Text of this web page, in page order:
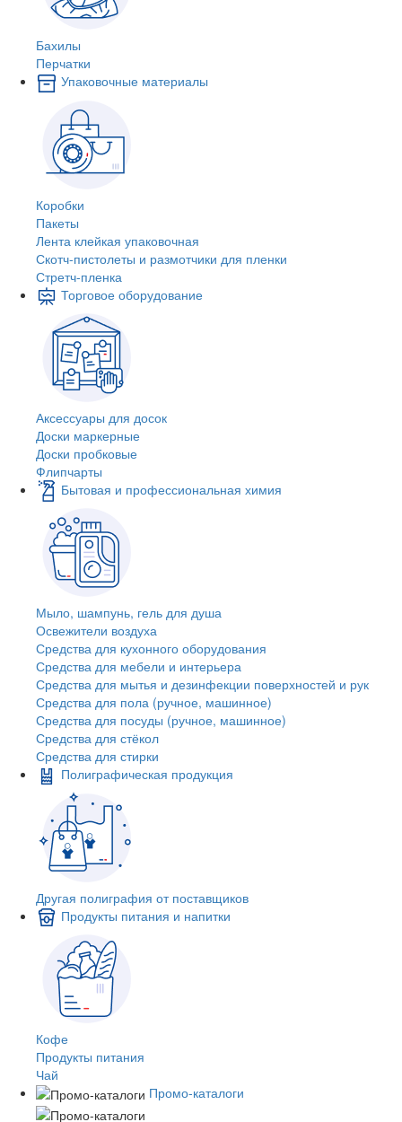
Бахилы
Перчатки
Упаковочные материалы
Коробки
Пакеты
Лента клейкая упаковочная
Скотч-пистолеты и размотчики для пленки
Стретч-пленка
Торговое оборудование
Аксессуары для досок
Доски маркерные
Доски пробковые
Флипчарты
Бытовая и профессиональная химия
Мыло, шампунь, гель для душа
Освежители воздуха
Средства для кухонного оборудования
Средства для мебели и интерьера
Средства для мытья и дезинфекции поверхностей и рук
Средства для пола (ручное, машинное)
Средства для посуды (ручное, машинное)
Средства для стёкол
Средства для стирки
Полиграфическая продукция
Другая полиграфия от поставщиков
Продукты питания и напитки
Кофе
Продукты питания
Чай
Промо-каталоги